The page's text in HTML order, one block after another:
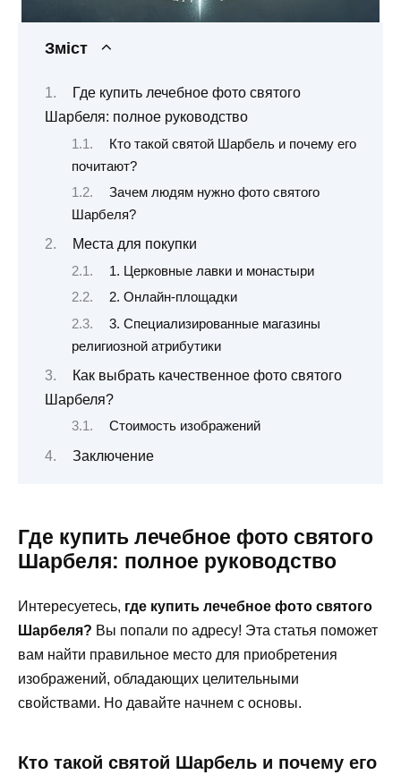
Зміст
Где купить лечебное фото святого
Шарбеля: полное руководство
Кто такой святой Шарбель и почему его
почитают?
Зачем людям нужно фото святого
Шарбеля?
Места для покупки
1. Церковные лавки и монастыри
2. Онлайн-площадки
3. Специализированные магазины
религиозной атрибутики
Как выбрать качественное фото святого
Шарбеля?
Стоимость изображений
Заключение
Где купить лечебное фото святого
Шарбеля: полное руководство
Интересуетесь, где купить лечебное фото святого
Шарбеля? Вы попали по адресу! Эта статья поможет
вам найти правильное место для приобретения
изображений, обладающих целительными
свойствами. Но давайте начнем с основы.
Кто такой святой Шарбель и почему его